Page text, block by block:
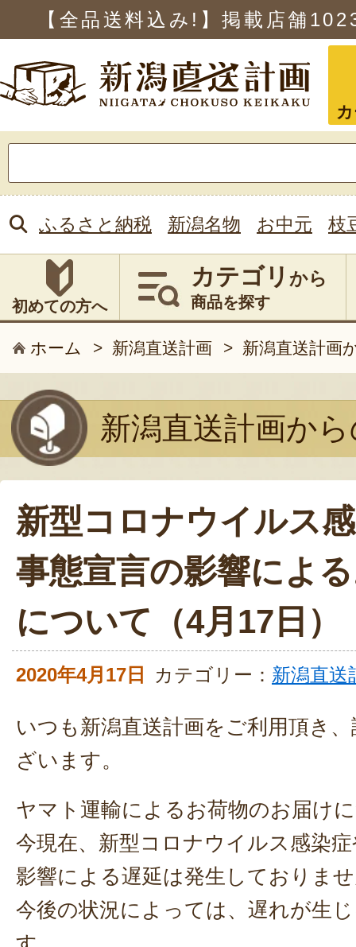
【全品送料込み!】掲載店舗
索:
ふるさと納税 新潟名物 お中元 枝
初めての方へ
カテゴリ から
商品を探す
ホーム > 新潟直送計画 > 新潟直送計画
新潟直送計画か
新型コロナウイルス
事態宣言の影響によ
について（4月17日）
2020年4月17日 カテゴリー： 新潟直送
いつも新潟直送計画をご利用頂き
ざいます。
ヤマト運輸によるお荷物のお届け
今現在、新型コロナウイルス感染
影響による遅延は発生しておりま
今後の状況によっては、遅れが生